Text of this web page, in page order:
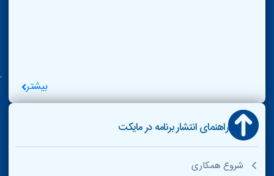
بیشتر
راهنمای انتشار برنامه در مایکت
شروع همکاری